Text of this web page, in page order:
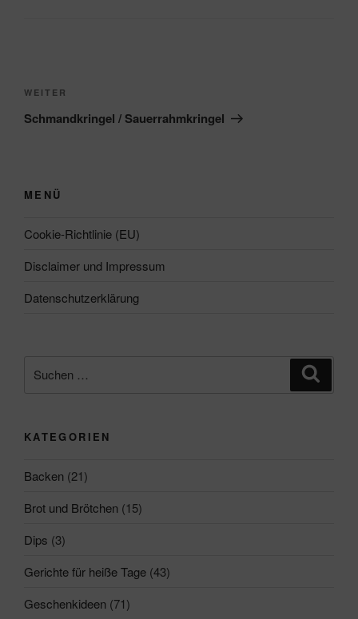
Nächster
Beitrag
WEITER
Schmandkringel / Sauerrahmkringel
MENÜ
Cookie-Richtlinie (EU)
Disclaimer und Impressum
Datenschutzerklärung
nach:
KATEGORIEN
Backen (21)
Brot und Brötchen (15)
Dips (3)
Gerichte für heiße Tage (43)
Geschenkideen (71)